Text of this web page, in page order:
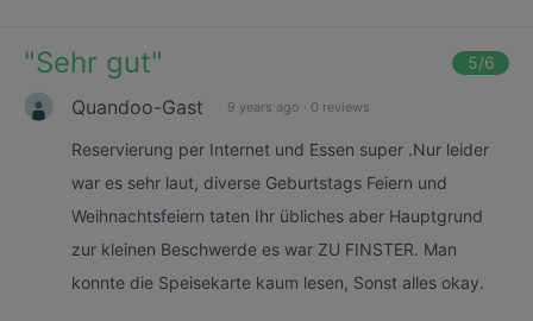
"Sehr gut" 5/6
Quandoo-Gast 9 years ago · 0 reviews
Reservierung per Internet und Essen super .Nur leider
war es sehr laut, diverse Geburtstags Feiern und
Weihnachtsfeiern taten Ihr übliches aber Hauptgrund
zur kleinen Beschwerde es war ZU FINSTER. Man
konnte die Speisekarte kaum lesen, Sonst alles okay.